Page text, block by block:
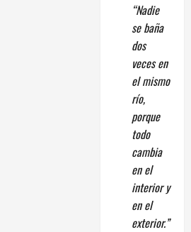
“Nadie
se baña
dos
veces en
el mismo
río,
porque
todo
cambia
en el
interior y
en el
exterior.”